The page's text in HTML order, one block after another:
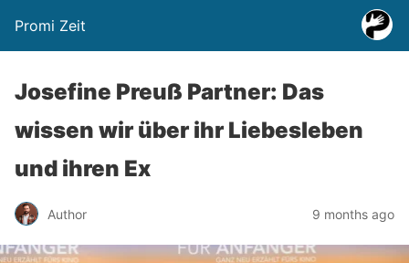
Promi Zeit
Josefine Preuß Partner: Das
wissen wir über ihr Liebesleben
und ihren Ex
Author 9 months ago